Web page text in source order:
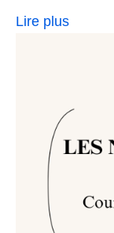
Lire plus